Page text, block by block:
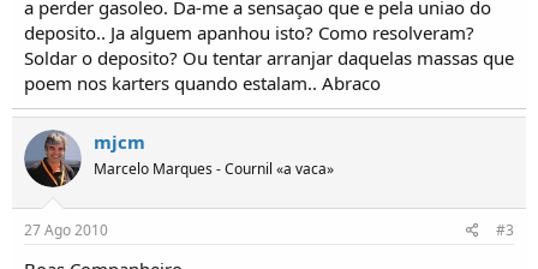
ó
p
i
c
s
a perder gasoleo. Da-me a sensaçao que e pela uniao do
deposito.. Ja alguem apanhou isto? Como resolveram?
Soldar o deposito? Ou tentar arranjar daquelas massas que
poem nos karters quando estalam.. Abraco
mjcm
Marcelo Marques - Cournil «a vaca»
27 Ago 2010 #3